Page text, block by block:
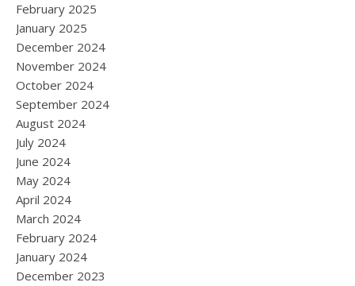
February 2025
January 2025
December 2024
November 2024
October 2024
September 2024
August 2024
July 2024
June 2024
May 2024
April 2024
March 2024
February 2024
January 2024
December 2023